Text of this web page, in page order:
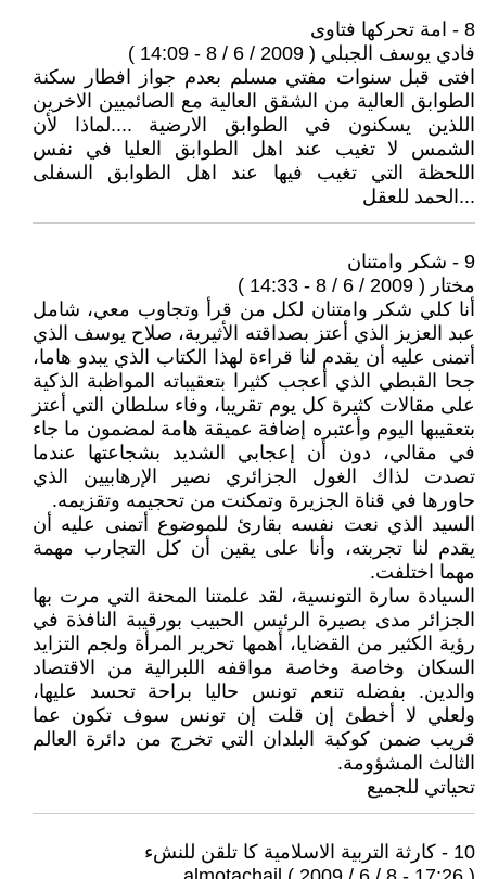
8 - امة تحركها فتاوى
فادي يوسف الجبلي ( 2009 / 6 / 8 - 14:09 )
افتى قبل سنوات مفتي مسلم بعدم جواز افطار سكنة
الطوابق العالية من الشقق العالية مع الصائميين الاخرين
اللذين يسكنون في الطوابق الارضية ....لماذا لأن
الشمس لا تغيب عند اهل الطوابق العليا في نفس
اللحظة التي تغيب فيها عند اهل الطوابق السفلى
...الحمد للعقل
9 - شكر وامتنان
مختار ( 2009 / 6 / 8 - 14:33 )
أنا كلي شكر وامتنان لكل من قرأ وتجاوب معي، شامل
عبد العزيز الذي أعتز بصداقته الأثيرية، صلاح يوسف الذي
أتمنى عليه أن يقدم لنا قراءة لهذا الكتاب الذي يبدو هاما،
جحا القبطي الذي أعجب كثيرا بتعقيباته المواظبة الذكية
على مقالات كثيرة كل يوم تقريبا، وفاء سلطان التي أعتز
بتعقيبها اليوم وأعتبره إضافة عميقة هامة لمضمون ما جاء
في مقالي، دون أن إعجابي الشديد بشجاعتها عندما
تصدت لذاك الغول الجزائري نصير الإرهابيين الذي
حاورها في قناة الجزيرة وتمكنت من تحجيمه وتقزيمه.
السيد الذي نعت نفسه بقارئ للموضوع أتمنى عليه أن
يقدم لنا تجربته، وأنا على يقين أن كل التجارب مهمة
مهما اختلفت.
السيادة سارة التونسية، لقد علمتنا المحنة التي مرت بها
الجزائر مدى بصيرة الرئيس الحبيب بورقيبة النافذة في
رؤية الكثير من القضايا، أهمها تحرير المرأة ولجم التزايد
السكان وخاصة وخاصة مواقفه اللبرالية من الاقتصاد
والدين. بفضله تنعم تونس حاليا براحة تحسد عليها،
ولعلي لا أخطئ إن قلت إن تونس سوف تكون عما
قريب ضمن كوكبة البلدان التي تخرج من دائرة العالم
الثالث المشؤومة.
تحياتي للجميع
10 - كارثة التربية الاسلامية كا تلقن للنشء